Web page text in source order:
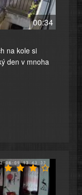
00:34
na kole si
den v mnoha